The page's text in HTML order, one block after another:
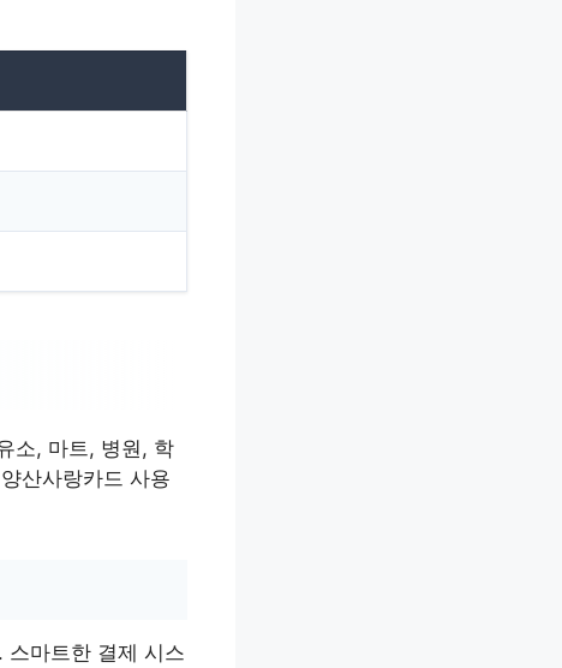
소, 마트, 병원, 학
산사랑카드 사용
스마트한 결제 시스